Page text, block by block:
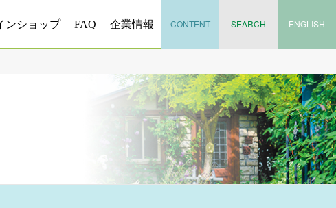
ンショップ FAQ 企業情報 CONTENT SEARCH ENGLISH